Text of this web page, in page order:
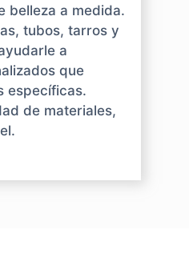
belleza a medida.
tubos, tarros y
a
que
específicas.
de materiales,